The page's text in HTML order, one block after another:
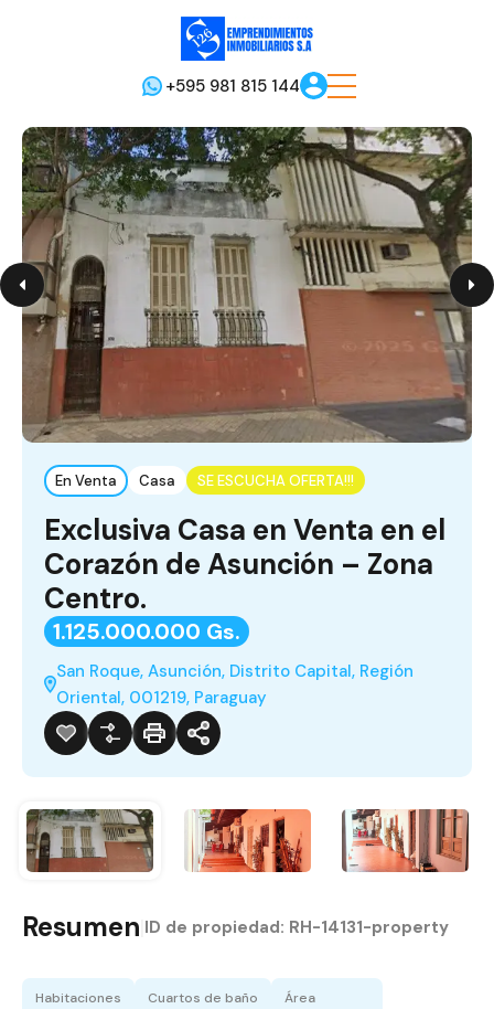
+595 981 815 144
En Venta Casa SE ESCUCHA OFERTA!!!
Exclusiva Casa en Venta en el
Corazón de Asunción – Zona
Centro.
1.125.000.000 Gs.
San Roque, Asunción, Distrito Capital, Región
Oriental, 001219, Paraguay
Resumen ID de propiedad: RH-14131-property
Habitaciones
Cuartos de baño
Área